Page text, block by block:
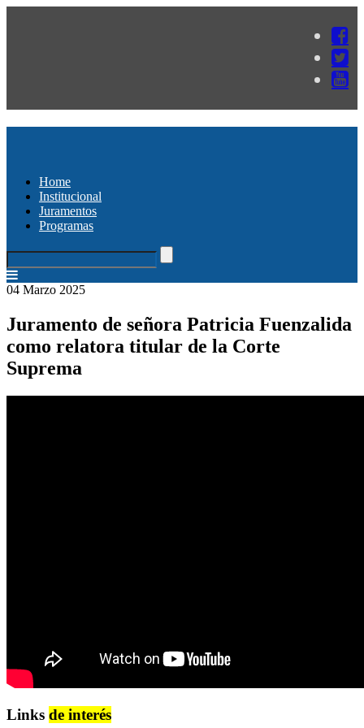
Home
Institucional
Juramentos
Programas
04 Marzo 2025
Juramento de señora Patricia Fuenzalida
como relatora titular de la Corte
Suprema
Links de interés